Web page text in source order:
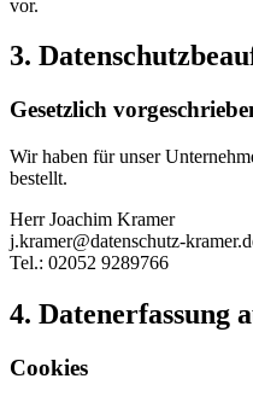
vor.
3.
Gesetzlich
Wir haben für unser
bestellt.
Herr Joachim Kramer
j.kramer@datenschutz-
Tel.: 02052 9289766
4. Datenerfassung
Cookies